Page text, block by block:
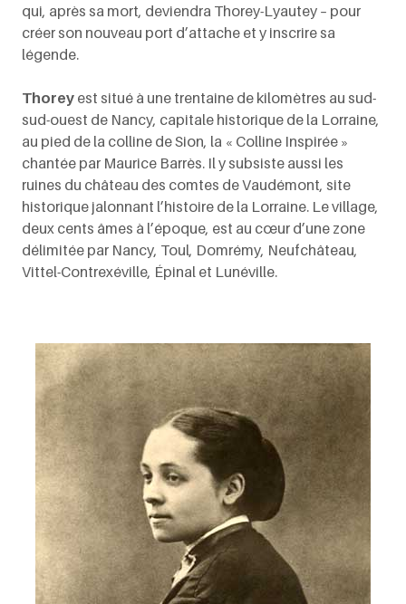
qui, après sa mort, deviendra Thorey-Lyautey – pour
créer son nouveau port d’attache et y inscrire sa
légende.
Thorey est situé à une trentaine de kilomètres au sud-
sud-ouest de Nancy, capitale historique de la Lorraine,
au pied de la colline de Sion, la « Colline Inspirée »
chantée par Maurice Barrès. Il y subsiste aussi les
ruines du château des comtes de Vaudémont, site
historique jalonnant l’histoire de la Lorraine. Le village,
deux cents âmes à l’époque, est au cœur d’une zone
délimitée par Nancy, Toul, Domrémy, Neufchâteau,
Vittel-Contrexéville, Épinal et Lunéville.